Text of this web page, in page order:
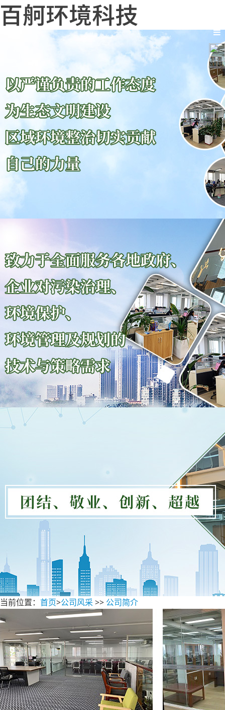
当前位置： 首页>公司风采 >> 公司简介